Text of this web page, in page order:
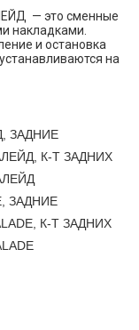
— это сменные
накладками.
и остановка
на
ЗАДНИЕ
К-Т ЗАДНИХ
ЗАДНИЕ
К-Т ЗАДНИХ